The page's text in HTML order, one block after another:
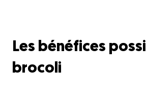
Les bénéfices
brocoli